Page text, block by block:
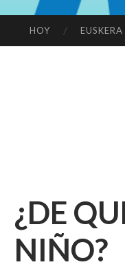
HOY EUSKERA
¿DE
NIÑO?